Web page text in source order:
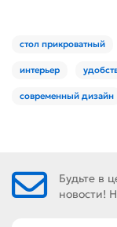
стол прикроватный
интерьер
современный дизайн
Будьте в
новости!